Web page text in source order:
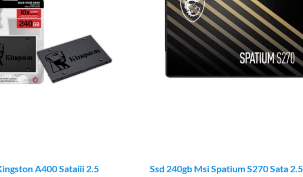
A400 Sataiii 2.5 Ssd 240gb Msi Spatium S270 Sata